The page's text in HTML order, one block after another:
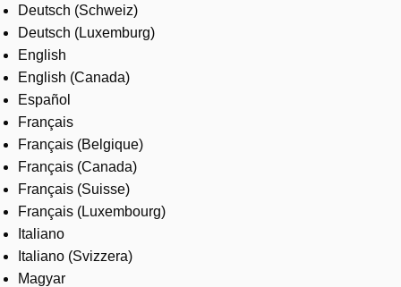
Where to buy
Contact us
Careers
Deutsch (Schweiz)
Deutsch (Luxemburg)
English
English (Canada)
Español
Français
Français (Belgique)
Français (Canada)
Français (Suisse)
Français (Luxembourg)
Italiano
Italiano (Svizzera)
Magyar